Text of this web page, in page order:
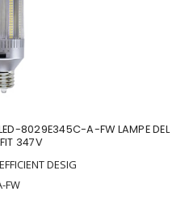
8029E345C-A-FW LAMPE DEL
347V
DESIG
FW